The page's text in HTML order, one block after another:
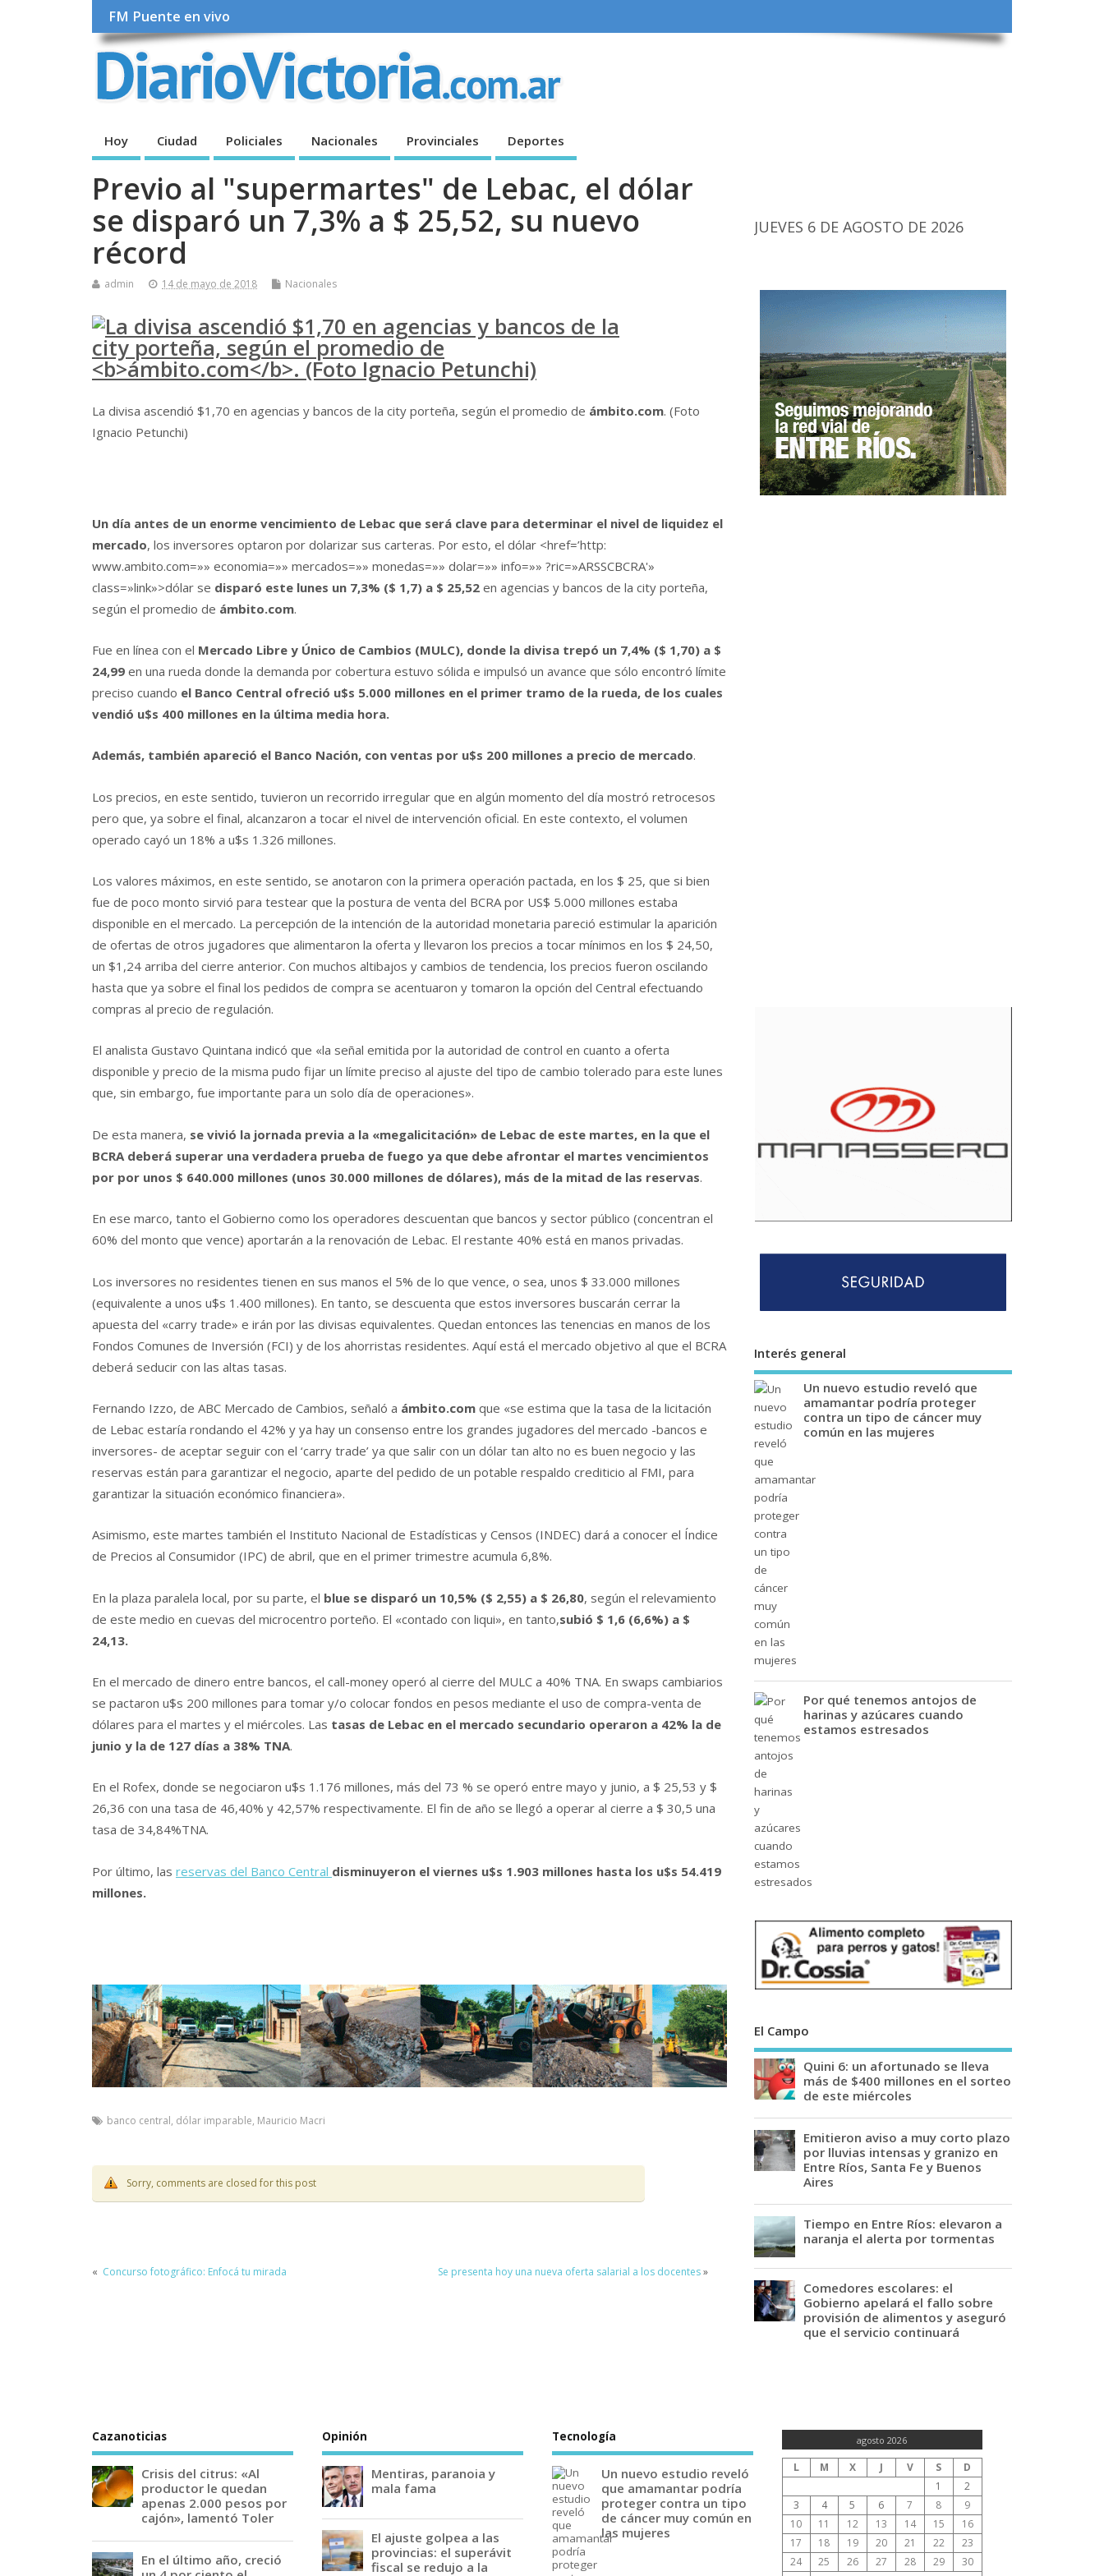
FM Puente en vivo
Hoy Ciudad Policiales Nacionales Provinciales Deportes
Previo al "supermartes" de Lebac, el dólar
se disparó un 7,3% a $ 25,52, su nuevo
récord
admin 14 de mayo de 2018 Nacionales
La divisa ascendió $1,70 en agencias y bancos de la city porteña, según el promedio de ámbito.com. (Foto
Ignacio Petunchi)
Un día antes de un enorme vencimiento de Lebac que será clave para determinar el nivel de liquidez el
mercado, los inversores optaron por dolarizar sus carteras. Por esto, el dólar <href=’http:
www.ambito.com=»» economia=»» mercados=»» monedas=»» dolar=»» info=»» ?ric=»ARSSCBCRA'»
class=»link»>dólar se disparó este lunes un 7,3% ($ 1,7) a $ 25,52 en agencias y bancos de la city porteña,
según el promedio de ámbito.com.
Fue en línea con el Mercado Libre y Único de Cambios (MULC), donde la divisa trepó un 7,4% ($ 1,70) a $
24,99 en una rueda donde la demanda por cobertura estuvo sólida e impulsó un avance que sólo encontró límite
preciso cuando el Banco Central ofreció u$s 5.000 millones en el primer tramo de la rueda, de los cuales
vendió u$s 400 millones en la última media hora.
Además, también apareció el Banco Nación, con ventas por u$s 200 millones a precio de mercado.
Los precios, en este sentido, tuvieron un recorrido irregular que en algún momento del día mostró retrocesos
pero que, ya sobre el final, alcanzaron a tocar el nivel de intervención oficial. En este contexto, el volumen
operado cayó un 18% a u$s 1.326 millones.
Los valores máximos, en este sentido, se anotaron con la primera operación pactada, en los $ 25, que si bien
fue de poco monto sirvió para testear que la postura de venta del BCRA por US$ 5.000 millones estaba
disponible en el mercado. La percepción de la intención de la autoridad monetaria pareció estimular la aparición
de ofertas de otros jugadores que alimentaron la oferta y llevaron los precios a tocar mínimos en los $ 24,50,
un $1,24 arriba del cierre anterior. Con muchos altibajos y cambios de tendencia, los precios fueron oscilando
hasta que ya sobre el final los pedidos de compra se acentuaron y tomaron la opción del Central efectuando
compras al precio de regulación.
El analista Gustavo Quintana indicó que «la señal emitida por la autoridad de control en cuanto a oferta
disponible y precio de la misma pudo fijar un límite preciso al ajuste del tipo de cambio tolerado para este lunes
que, sin embargo, fue importante para un solo día de operaciones».
De esta manera, se vivió la jornada previa a la «megalicitación» de Lebac de este martes, en la que el
BCRA deberá superar una verdadera prueba de fuego ya que debe afrontar el martes vencimientos
por por unos $ 640.000 millones (unos 30.000 millones de dólares), más de la mitad de las reservas.
En ese marco, tanto el Gobierno como los operadores descuentan que bancos y sector público (concentran el
60% del monto que vence) aportarán a la renovación de Lebac. El restante 40% está en manos privadas.
Los inversores no residentes tienen en sus manos el 5% de lo que vence, o sea, unos $ 33.000 millones
(equivalente a unos u$s 1.400 millones). En tanto, se descuenta que estos inversores buscarán cerrar la
apuesta del «carry trade» e irán por las divisas equivalentes. Quedan entonces las tenencias en manos de los
Fondos Comunes de Inversión (FCI) y de los ahorristas residentes. Aquí está el mercado objetivo al que el BCRA
deberá seducir con las altas tasas.
Fernando Izzo, de ABC Mercado de Cambios, señaló a ámbito.com que «se estima que la tasa de la licitación
de Lebac estaría rondando el 42% y ya hay un consenso entre los grandes jugadores del mercado -bancos e
inversores- de aceptar seguir con el ‘carry trade’ ya que salir con un dólar tan alto no es buen negocio y las
reservas están para garantizar el negocio, aparte del pedido de un potable respaldo crediticio al FMI, para
garantizar la situación económico financiera».
Asimismo, este martes también el Instituto Nacional de Estadísticas y Censos (INDEC) dará a conocer el Índice
de Precios al Consumidor (IPC) de abril, que en el primer trimestre acumula 6,8%.
En la plaza paralela local, por su parte, el blue se disparó un 10,5% ($ 2,55) a $ 26,80, según el relevamiento
de este medio en cuevas del microcentro porteño. El «contado con liqui», en tanto,subió $ 1,6 (6,6%) a $
24,13.
En el mercado de dinero entre bancos, el call-money operó al cierre del MULC a 40% TNA. En swaps cambiarios
se pactaron u$s 200 millones para tomar y/o colocar fondos en pesos mediante el uso de compra-venta de
dólares para el martes y el miércoles. Las tasas de Lebac en el mercado secundario operaron a 42% la de
junio y la de 127 días a 38% TNA.
En el Rofex, donde se negociaron u$s 1.176 millones, más del 73 % se operó entre mayo y junio, a $ 25,53 y $
26,36 con una tasa de 46,40% y 42,57% respectivamente. El fin de año se llegó a operar al cierre a $ 30,5 una
tasa de 34,84%TNA.
Por último, las reservas del Banco Central disminuyeron el viernes u$s 1.903 millones hasta los u$s 54.419
millones.
banco central, dólar imparable, Mauricio Macri
Sorry, comments are closed for this post
« Concurso fotográfico: Enfocá tu mirada Se presenta hoy una nueva oferta salarial a los docentes»
JUEVES 6 DE AGOSTO DE 2026
Interés general
Un nuevo estudio reveló que
amamantar podría proteger
contra un tipo de cáncer muy
común en las mujeres
Por qué tenemos antojos de
harinas y azúcares cuando
estamos estresados
El Campo
Quini 6: un afortunado se lleva
más de $400 millones en el sorteo
de este miércoles
Emitieron aviso a muy corto plazo
por lluvias intensas y granizo en
Entre Ríos, Santa Fe y Buenos
Aires
Tiempo en Entre Ríos: elevaron a
naranja el alerta por tormentas
Comedores escolares: el
Gobierno apelará el fallo sobre
provisión de alimentos y aseguró
que el servicio continuará
Cazanoticias
Crisis del citrus: «Al
productor le quedan
apenas 2.000 pesos por
cajón», lamentó Toler
En el último año, creció
Opinión
Mentiras, paranoia y
mala fama
El ajuste golpea a las
provincias: el superávit
fiscal se redujo a la
Tecnología
Un nuevo estudio reveló
que amamantar podría
proteger contra un tipo
de cáncer muy común en
las mujeres
agosto 2026
L M X J V S
D
1
2
3
4 5 6 7 8
9
10
11 12 13 14 15
16
17
18 19 20 21 22
23
24
25 26 27 28 29
30